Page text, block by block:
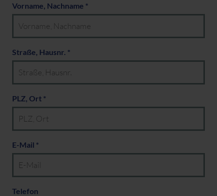
Vorname, Nachname *
Straße, Hausnr. *
PLZ, Ort *
E-Mail *
Telefon